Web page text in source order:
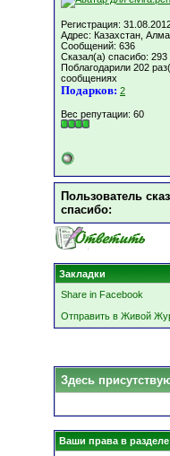
Регистрация:
Адрес: Казахстан,
Сообщений: 636
Сказал(а) спасибо: 293
Поблагодарили 202
сообщениях
Подарков: 2
Вес репутации: 60
Пользователь
cпасибо:
Закладки
Share in Facebook
Отправить в Живой
Здесь
Ваши права в разделе